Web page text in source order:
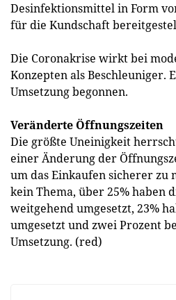
Desinfektionsmittel in Form
für die Kundschaft
Die Coronakrise wirkt bei
Konzepten als Beschleuniger.
Umsetzung begonnen.
Veränderte Öffnungszeiten
Die größte Uneinigkeit
einer Änderung der
um das Einkaufen sicherer zu
kein Thema, über 25% haben
weitgehend umgesetzt, 23%
umgesetzt und zwei Prozent
Umsetzung. (red)